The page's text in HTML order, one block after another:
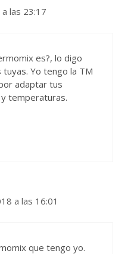
las 23:17
es?, lo digo
Yo tengo la TM
adaptar tus
temperaturas.
a las 16:01
que tengo yo.